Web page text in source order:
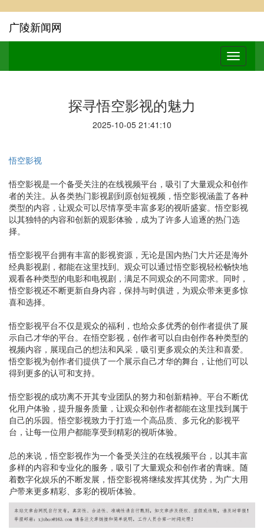
广陵新闻网
探寻悟空影视的魅力
2025-10-05 21:41:10
悟空影视
悟空影视是一个备受关注的在线视频平台，吸引了大量观众和创作
者的关注。从各类热门影视剧到原创短视频，悟空影视涵盖了各种
类型的内容，让观众可以尽情享受丰富多彩的视听盛宴。悟空影视
以其独特的内容和创新的观影体验，成为了许多人追逐的热门选
择。
悟空影视平台拥有丰富的影视资源，无论是国内热门大片还是海外
经典影视剧，都能在这里找到。观众可以通过悟空影视轻松畅快地
观看各种类型的电影和电视剧，满足不同观众的不同需求。同时，
悟空影视还不断更新自身内容，保持与时俱进，为观众带来更多惊
喜和选择。
悟空影视平台不仅是观众的福利，也给众多优秀的创作者提供了展
示自己才华的平台。在悟空影视，创作者可以自由创作各种类型的
视频内容，展现自己的想法和风采，吸引更多观众的关注和喜爱。
悟空影视为创作者们提供了一个展示自己才华的舞台，让他们可以
得到更多的认可和支持。
悟空影视的成功离不开其专业团队的努力和创新精神。平台不断优
化用户体验，提升服务质量，让观众和创作者都能在这里找到属于
自己的乐园。悟空影视致力于打造一个高品质、多元化的影视平
台，让每一位用户都能享受到精彩的视听体验。
总的来说，悟空影视作为一个备受关注的在线视频平台，以其丰富
多样的内容和专业化的服务，吸引了大量观众和创作者的青睐。随
着数字化娱乐的不断发展，悟空影视将继续发挥其优势，为广大用
户带来更多精彩、多彩的视听体验。